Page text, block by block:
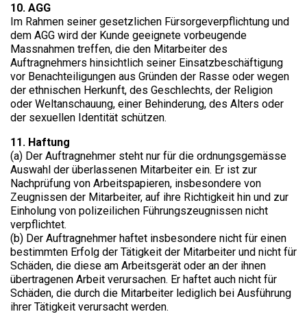
10. AGG
Im Rahmen seiner gesetzlichen Fürsorgeverpflichtung und
dem AGG wird der Kunde geeignete vorbeugende
Massnahmen treffen, die den Mitarbeiter des
Auftragnehmers hinsichtlich seiner Einsatzbeschäftigung
vor Benachteiligungen aus Gründen der Rasse oder wegen
der ethnischen Herkunft, des Geschlechts, der Religion
oder Weltanschauung, einer Behinderung, des Alters oder
der sexuellen Identität schützen.
11. Haftung
(a) Der Auftragnehmer steht nur für die ordnungsgemässe
Auswahl der überlassenen Mitarbeiter ein. Er ist zur
Nachprüfung von Arbeitspapieren, insbesondere von
Zeugnissen der Mitarbeiter, auf ihre Richtigkeit hin und zur
Einholung von polizeilichen Führungszeugnissen nicht
verpflichtet.
(b) Der Auftragnehmer haftet insbesondere nicht für einen
bestimmten Erfolg der Tätigkeit der Mitarbeiter und nicht für
Schäden, die diese am Arbeitsgerät oder an der ihnen
übertragenen Arbeit verursachen. Er haftet auch nicht für
Schäden, die durch die Mitarbeiter lediglich bei Ausführung
ihrer Tätigkeit verursacht werden.